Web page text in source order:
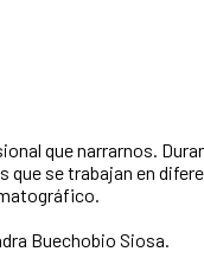
que narrarnos.
que se trabajan en
Buechobio Siosa.